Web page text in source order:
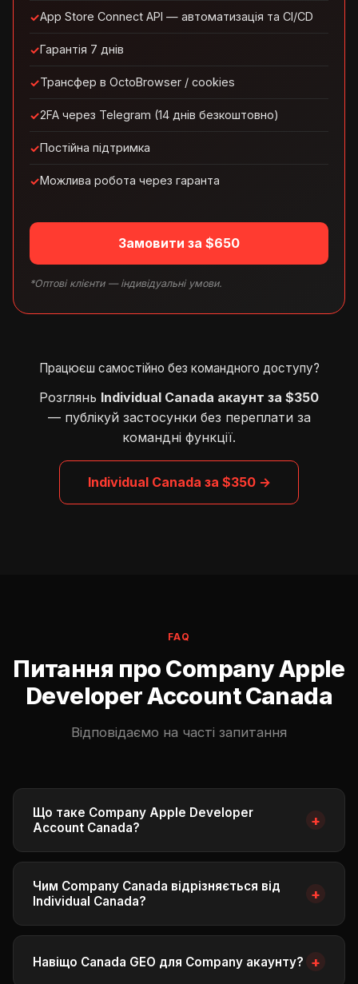
App Store Connect API — автоматизація та CI/CD
Гарантія 7 днів
Трансфер в OctoBrowser / cookies
2FA через Telegram (14 днів безкоштовно)
Постійна підтримка
Можлива робота через гаранта
Замовити за $650
*Оптові клієнти — індивідуальні умови.
Працюєш самостійно без командного доступу?
Розглянь Individual Canada акаунт за $350
— публікуй застосунки без переплати за
командні функції.
Individual Canada за $350 →
FAQ
Питання про Company Apple
Developer Account Canada
Відповідаємо на часті запитання
Що таке Company Apple Developer
Account Canada?
+
Company Apple Developer Account Canada — це
акаунт розробника Apple для компаній,
зареєстрований на канадські дані. Дозволяє
бренду, надає командний доступ з різними ролями
та повний доступ до App Store Connect API. Канада
Чим Company Canada відрізняється від
Individual Canada?
+
Individual Canada ($350)— для соло-розробників:
Навіщо Canada GEO для Company акаунту? +